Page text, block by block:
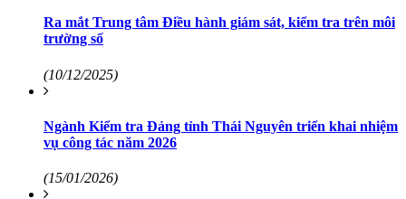
Ra mắt Trung tâm Điều hành giám sát, kiểm tra trên môi
trường số
(10/12/2025)
Ngành Kiểm tra Đảng tỉnh Thái Nguyên triển khai nhiệm
vụ công tác năm 2026
(15/01/2026)